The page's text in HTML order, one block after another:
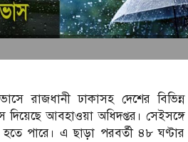
রাজধানী ঢাকাসহ দেশের বিভিন্ন
দিয়েছে আবহাওয়া অধিদপ্তর। সেইসঙ্গে
পারে। এ ছাড়া পরবর্তী ৪৮ ঘণ্টার